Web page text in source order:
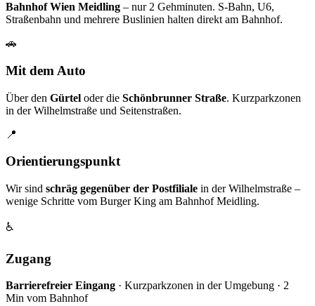
Bahnhof Wien Meidling – nur 2 Gehminuten. S-Bahn, U6,
Straßenbahn und mehrere Buslinien halten direkt am Bahnhof.
🚗
Mit dem Auto
Über den Gürtel oder die Schönbrunner Straße. Kurzparkzonen
in der Wilhelmstraße und Seitenstraßen.
📍
Orientierungspunkt
Wir sind schräg gegenüber der Postfiliale in der Wilhelmstraße –
wenige Schritte vom Burger King am Bahnhof Meidling.
♿
Zugang
Barrierefreier Eingang · Kurzparkzonen in der Umgebung · 2
Min vom Bahnhof